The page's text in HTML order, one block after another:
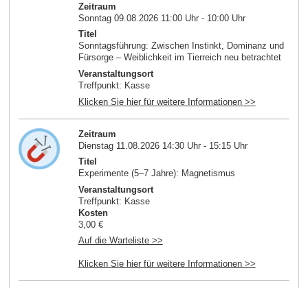
Zeitraum
Sonntag 09.08.2026 11:00 Uhr - 10:00 Uhr
Titel
Sonntagsführung: Zwischen Instinkt, Dominanz und
Fürsorge – Weiblichkeit im Tierreich neu betrachtet
Veranstaltungsort
Treffpunkt: Kasse
Klicken Sie hier für weitere Informationen >>
Zeitraum
Dienstag 11.08.2026 14:30 Uhr - 15:15 Uhr
Titel
Experimente (5–7 Jahre): Magnetismus
Veranstaltungsort
Treffpunkt: Kasse
Kosten
3,00 €
Auf die Warteliste >>
Klicken Sie hier für weitere Informationen >>